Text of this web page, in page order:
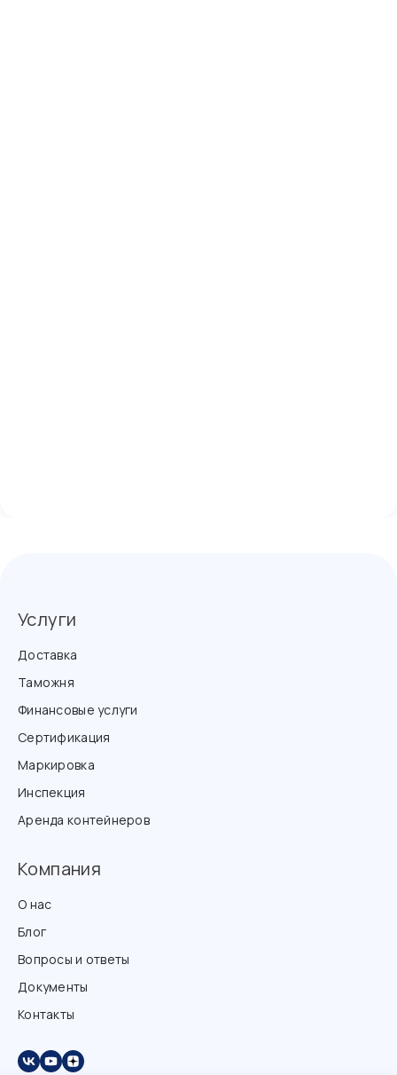
Услуги
Доставка
Таможня
Финансовые услуги
Сертификация
Маркировка
Инспекция
Аренда контейнеров
Компания
О нас
Блог
Вопросы и ответы
Документы
Контакты